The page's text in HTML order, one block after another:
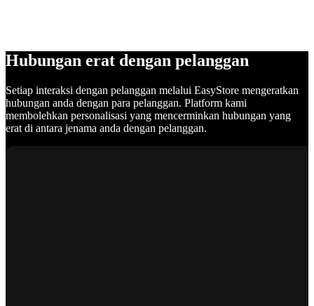
Hubungan erat dengan pelanggan
Setiap interaksi dengan pelanggan melalui EasyStore mengeratkan
hubungan anda dengan para pelanggan. Platform kami
membolehkan personalisasi yang mencerminkan hubungan yang
erat di antara jenama anda dengan pelanggan.